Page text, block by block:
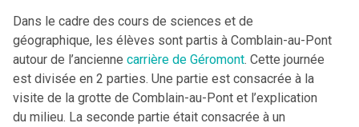
Dans le cadre des cours de sciences et de
géographique, les élèves sont partis à Comblain-au-Pont
autour de l’ancienne carrière de Géromont. Cette journée
est divisée en 2 parties. Une partie est consacrée à la
visite de la grotte de Comblain-au-Pont et l’explication
du milieu. La seconde partie était consacrée à un